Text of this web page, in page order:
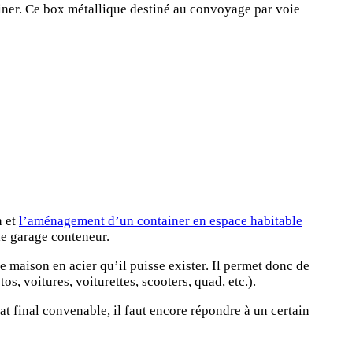
Ce box métallique destiné au convoyage par voie
et l’aménagement d’un container en espace habitable
garage conteneur.
en acier qu’il puisse exister. Il permet donc de
voitures, voiturettes, scooters, quad, etc.).
final convenable, il faut encore répondre à un certain